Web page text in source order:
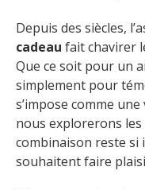
Depuis des siècles,
cadeau fait chavirer
Que ce soit pour un
simplement pour
s’impose comme
nous explorerons
combinaison reste si
souhaitent faire